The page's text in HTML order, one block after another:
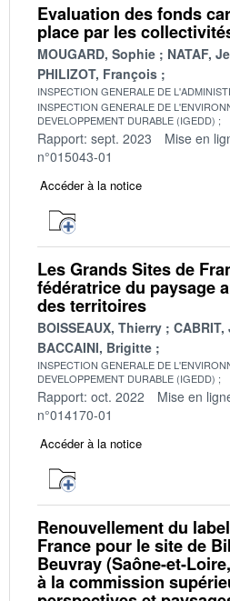
Evaluation des fonds
place par les
MOUGARD, Sophie
NATAF,
PHILIZOT, François
INSPECTION GENERALE DE
INSPECTION GENERALE DE
DEVELOPPEMENT DURABLE (IGEDD)
Rapport: sept. 2023 Mise en
n°015043-01
Accéder à la notice
Les Grands Sites de
fédératrice du paysage
des territoires
BOISSEAUX, Thierry
BACCAINI, Brigitte
INSPECTION GENERALE DE
DEVELOPPEMENT DURABLE (IGEDD)
Rapport: oct. 2022 Mise en
n°014170-01
Accéder à la notice
Renouvellement du
France pour le site de
Beuvray (Saône-et-
à la commission